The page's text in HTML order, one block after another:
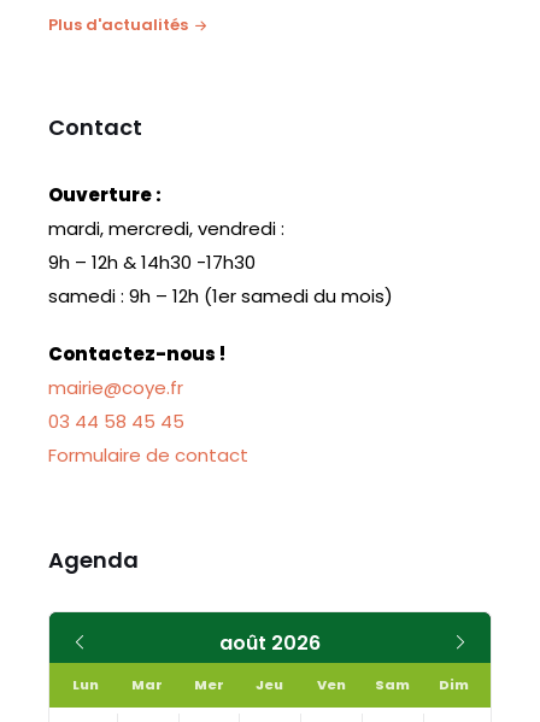
Plus d'actualités
Contact
Ouverture :
mardi, mercredi, vendredi :
9h – 12h & 14h30 -17h30
samedi : 9h – 12h (1er samedi du mois)
Contactez-nous !
mairie@coye.fr
03 44 58 45 45
Formulaire de contact
Agenda
août 2026
précédent
Lun Mar Mer Jeu Ven Sam Dim